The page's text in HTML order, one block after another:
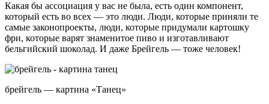
Какая бы ассоциация у вас не была, есть один компонент,
который есть во всех — это люди. Люди, которые приняли те
самые законопроекты, люди, которые придумали картошку
фри, которые варят знаменитое пиво и изготавливают
бельгийский шоколад. И даже Брейгель — тоже человек!
брейгель — картина «Танец»